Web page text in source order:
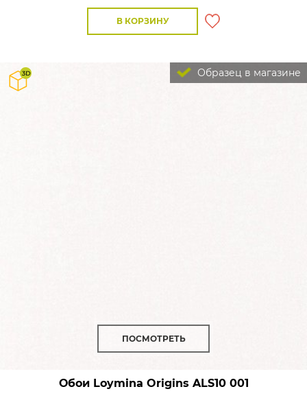
В КОРЗИНУ
Образец в магазине
ПОСМОТРЕТЬ
Обои Loymina Origins ALS10 001